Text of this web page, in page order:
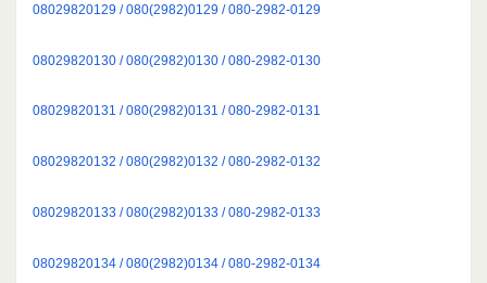
08029820129 / 080(2982)0129 / 080-2982-0129
08029820130 / 080(2982)0130 / 080-2982-0130
08029820131 / 080(2982)0131 / 080-2982-0131
08029820132 / 080(2982)0132 / 080-2982-0132
08029820133 / 080(2982)0133 / 080-2982-0133
08029820134 / 080(2982)0134 / 080-2982-0134